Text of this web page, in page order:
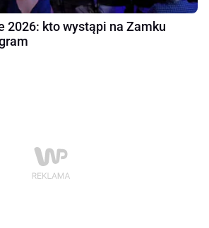
2026: kto wystąpi na Zamku